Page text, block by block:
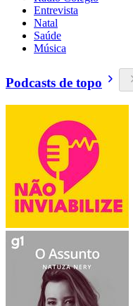
Entrevista
Natal
Saúde
Música
Podcasts de topo